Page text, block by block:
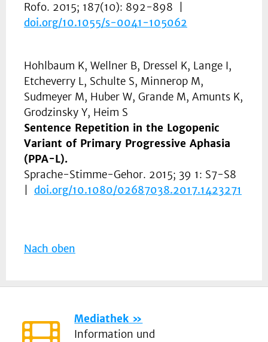
Rofo. 2015; 187(10): 892-898 |
doi.org/10.1055/s-0041-105062
Hohlbaum K, Wellner B, Dressel K, Lange I,
Etcheverry L, Schulte S, Minnerop M,
Sudmeyer M, Huber W, Grande M, Amunts K,
Grodzinsky Y, Heim S
Sentence Repetition in the Logopenic
Variant of Primary Progressive Aphasia
(PPA-L).
Sprache-Stimme-Gehor. 2015; 39 1: S7-S8
doi.org/10.1080/02687038.2017.1423271
Nach oben
Mediathek
Information und